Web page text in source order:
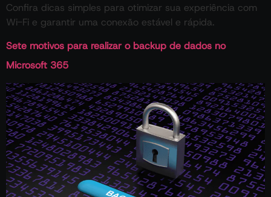
Confira dicas simples para otimizar sua experiência com
Wi-Fi e garantir uma conexão estável e rápida.
Sete motivos para realizar o backup de dados no
Microsoft 365